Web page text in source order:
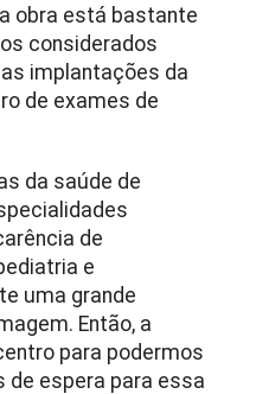
obra está bastante
considerados
implantações da
de exames de
da saúde de
de
e
uma grande
Então, a
para podermos
de espera para essa